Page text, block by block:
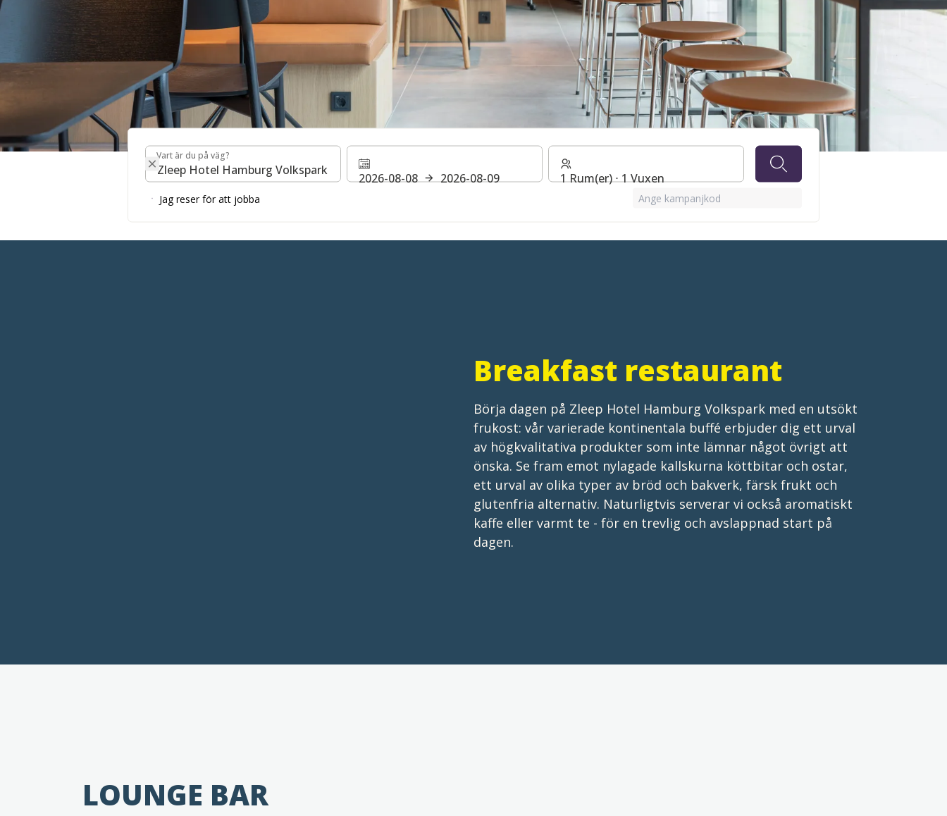
RESTAURANG & BAR
Vart är du på väg?
Vart är du på väg?
2026-08-08 2026-08-09 1 Rum(er) ⋅ 1 Vuxen
Jag reser för att jobba Ange kampanjkod
Breakfast restaurant
Börja dagen på Zleep Hotel Hamburg Volkspark med en utsökt
frukost: vår varierade kontinentala buffé erbjuder dig ett urval
av högkvalitativa produkter som inte lämnar något övrigt att
önska. Se fram emot nylagade kallskurna köttbitar och ostar,
ett urval av olika typer av bröd och bakverk, färsk frukt och
glutenfria alternativ. Naturligtvis serverar vi också aromatiskt
kaffe eller varmt te - för en trevlig och avslappnad start på
dagen.
LOUNGE BAR